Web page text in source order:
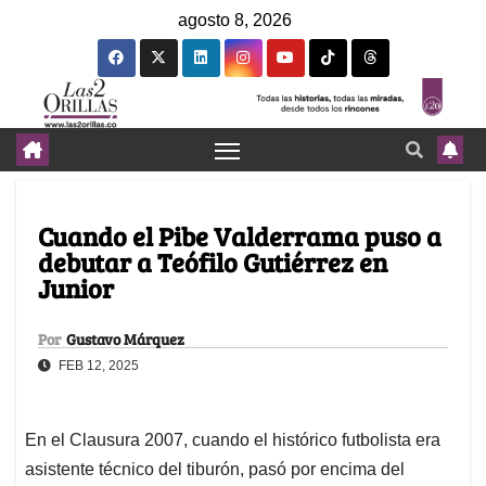
agosto 8, 2026
Cuando el Pibe Valderrama puso a
debutar a Teófilo Gutiérrez en
Junior
Por Gustavo Márquez
FEB 12, 2025
En el Clausura 2007, cuando el histórico futbolista era
asistente técnico del tiburón, pasó por encima del